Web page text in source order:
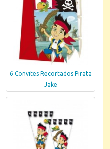
6 Convites Recortados Pirata
Jake